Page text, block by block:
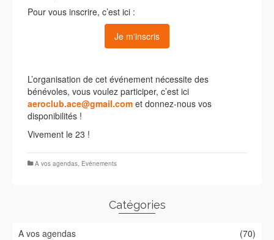
Pour vous inscrire, c’est ici :
Je m'inscris
L’organisation de cet événement nécessite des
bénévoles, vous voulez participer, c’est ici
aeroclub.ace@gmail.com et donnez-nous vos
disponibilités !
Vivement le 23 !
A vos agendas, Evénements
Catégories
A vos agendas (70)